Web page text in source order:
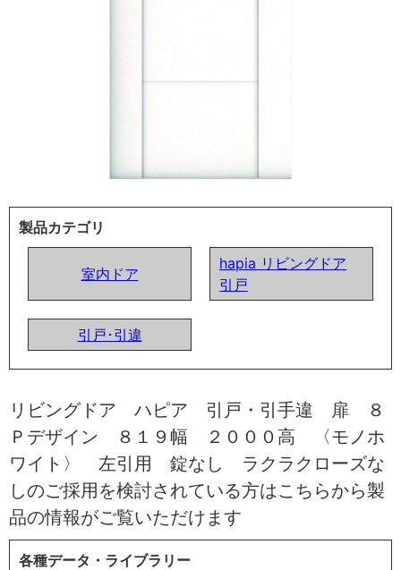
製品カテゴリ
室内ドア
hapia リビングドア
引戸
引戸･引違
リビングドア ハピア 引戸・引手違 扉 ８
Ｐデザイン ８１９幅 ２０００高 〈モノホ
ワイト〉 左引用 錠なし ラクラクローズな
しのご採用を検討されている方はこちらから製
品の情報がご覧いただけます
各種データ・ライブラリー